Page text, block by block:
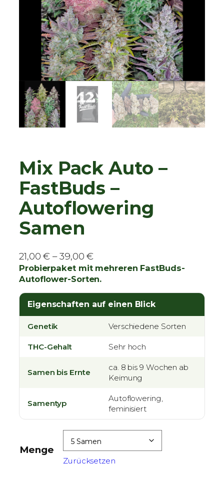
Mix Pack Auto –
FastBuds –
Autoflowering
Samen
21,00€ –39,00€
r
e
i
s
s
1
,
0
Probierpaket mit mehreren FastBuds-
Autoflower-Sorten.
Eigenschaften auf einen Blick
Genetik Verschiedene Sorten
THC-Gehalt Sehr hoch
Samen bis Ernte
ca. 8 bis 9 Wochen ab
Keimung
Samentyp
Autoflowering,
feminisiert
Menge
Zurücksetzen